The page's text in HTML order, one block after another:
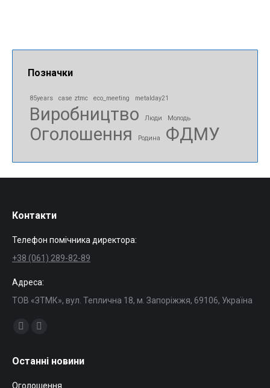
Позначки
85years case ztmc eco_meeting metalday21
Виробництво Люди Молодь
Оголошення Родина ФДМУ
Контакти
Телефон помічника директора:
+38 (061) 289-82-89
Адреса:
ТОВ «ЗТМК», вул. Теплична 18, м. Запоріжжя, 69106, Україна
Find us on:
opensopens
Останні новини
Оголошення